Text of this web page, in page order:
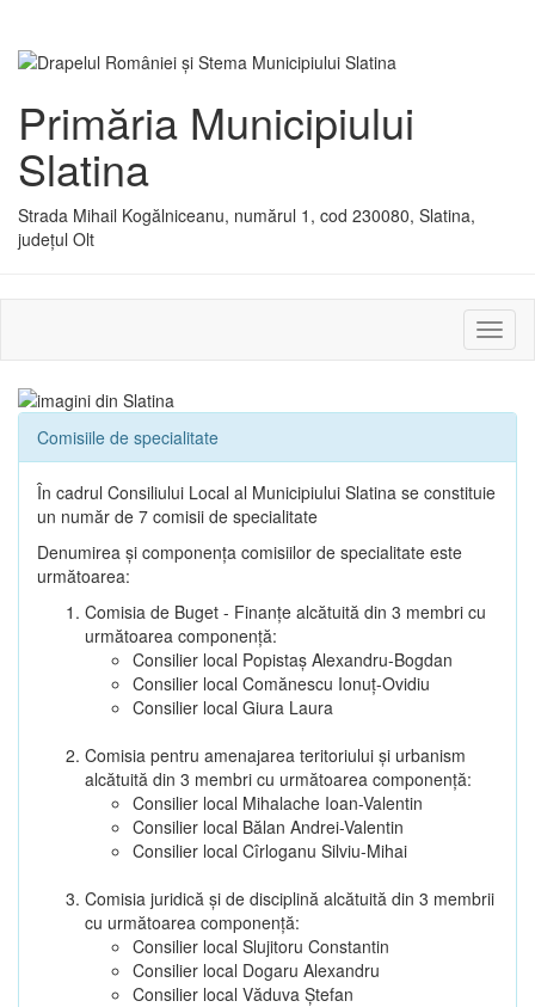
Primăria Municipiului
Slatina
Strada Mihail Kogălniceanu, numărul 1, cod 230080, Slatina,
județul Olt
sau
Comisiile de specialitate
În cadrul Consiliului Local al Municipiului Slatina se constituie
un număr de 7 comisii de specialitate
Denumirea şi componenţa comisiilor de specialitate este
următoarea:
Comisia de Buget - Finanţe alcătuită din 3 membri cu
următoarea componenţă:
Consilier local Popistaș Alexandru-Bogdan
Consilier local Comănescu Ionuț-Ovidiu
Consilier local Giura Laura
Comisia pentru amenajarea teritoriului şi urbanism
alcătuită din 3 membri cu următoarea componenţă:
Consilier local Mihalache Ioan-Valentin
Consilier local Bălan Andrei-Valentin
Consilier local Cîrloganu Silviu-Mihai
Comisia juridică şi de disciplină alcătuită din 3 membrii
cu următoarea componenţă:
Consilier local Slujitoru Constantin
Consilier local Dogaru Alexandru
Consilier local Văduva Ștefan